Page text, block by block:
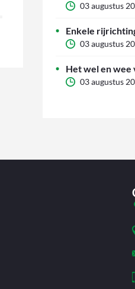
03 augustus
Enkele
03 augustus
Het wel en wee
03 augustus